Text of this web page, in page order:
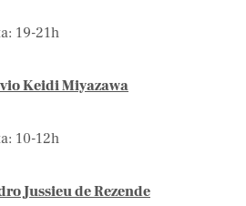
19-21h
Keidi Miyazawa
10-12h
Jussieu de Rezende